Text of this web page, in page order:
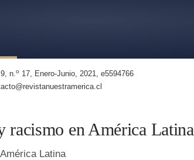
Latina
n.o 17, Enero-Junio, 2021, e5594766
racismo en América Latina
Latina